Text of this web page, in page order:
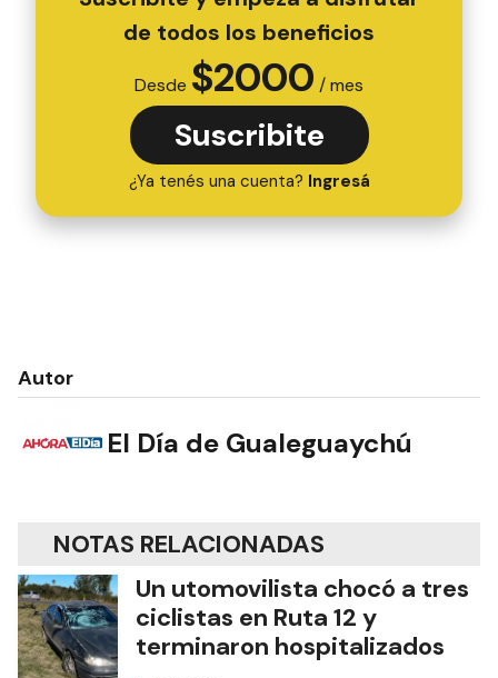
de todos los beneficios
Desde $2000 / mes
Suscribite
¿Ya tenés una cuenta? Ingresá
Autor
El Día de Gualeguaychú
NOTAS RELACIONADAS
Un utomovilista chocó a tres
ciclistas en Ruta 12 y
terminaron hospitalizados